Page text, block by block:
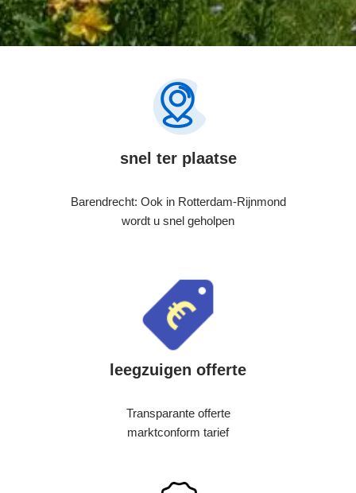
snel ter plaatse
Barendrecht: Ook in Rotterdam-Rijnmond
wordt u snel geholpen
leegzuigen offerte
Transparante offerte
marktconform tarief